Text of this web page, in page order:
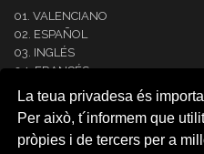
La teua privadesa és
Per això, t´informem que
pròpies i de tercers per a
01. VALENCIANO
02. ESPAÑOL
03. INGLÉS
04. FRANCÉS
05. ITALIANO
06. ALEMÁN
07. PORTUGUÉS
08. COREANO